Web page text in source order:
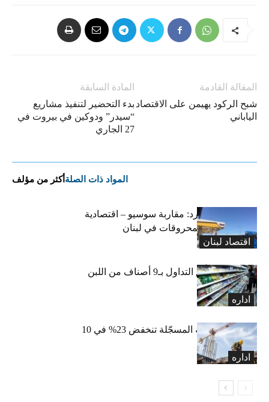
المادة السابقة
بدء التحضير لتنفيذ مشاريع
“سيدر” ودوكين في بيروت في
27 الجاري
المقالة القادمة
شبح الركود يهيمن على الاقتصاد
الياباني
المواد ذات الصلة أكثر من مؤلف
اقتصاد لبنان
التضخم المستورد: مقاربة سوسيو – اقتصادية
لارتفاع أسعار المحروقات في لبنان
اداره
«الاقتصاد» تعلّق التداول بـ9 أصناف من اللبن
واللبنة
اداره
الرخص العقارية المسجّلة تنخفض 23% في 10
أشهر